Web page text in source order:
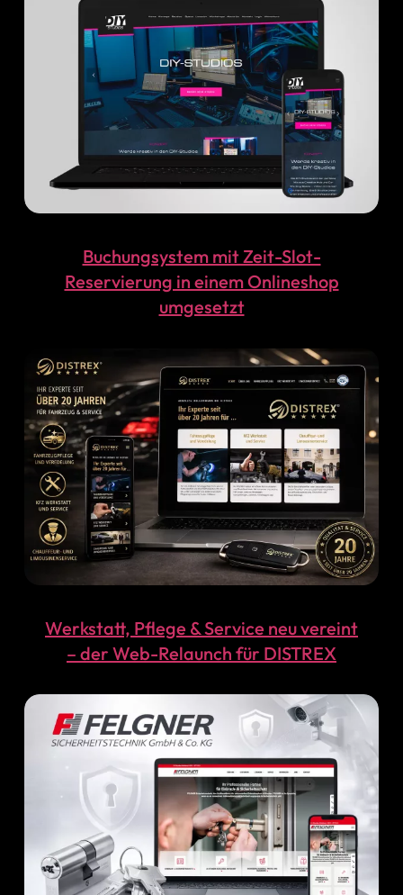
Buchungsystem mit Zeit-Slot-
Reservierung in einem Onlineshop
umgesetzt
Werkstatt, Pflege & Service neu vereint
– der Web-Relaunch für DISTREX